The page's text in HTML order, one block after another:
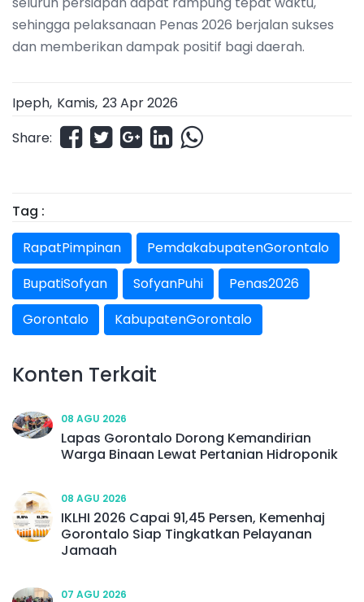
sehingga pelaksanaan Penas 2026 berjalan sukses
dan memberikan dampak positif bagi daerah.
Ipeph, Kamis, 23 Apr 2026
Share:
Tag :
RapatPimpinan
PemdakabupatenGorontalo
BupatiSofyan
SofyanPuhi
Penas2026
Gorontalo
KabupatenGorontalo
Konten Terkait
08 AGU 2026
Lapas Gorontalo Dorong Kemandirian
Warga Binaan Lewat Pertanian Hidroponik
08 AGU 2026
IKLHI 2026 Capai 91,45 Persen, Kemenhaj
Gorontalo Siap Tingkatkan Pelayanan
Jamaah
07 AGU 2026